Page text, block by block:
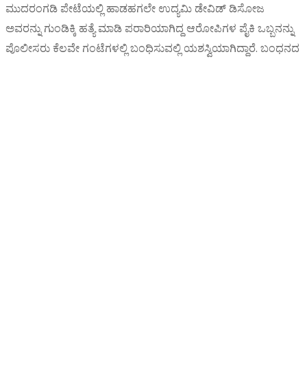
ಮುದರಂಗಡಿ ಪೇಟೆಯಲ್ಲಿ ಹಾಡಹಗಲೇ ಉದ್ಯಮಿ ಡೇವಿಡ್ ಡಿಸೋಜ
ಅವರನ್ನು ಗುಂಡಿಕ್ಕಿ ಹತ್ಯೆ ಮಾಡಿ ಪರಾರಿಯಾಗಿದ್ದ ಆರೋಪಿಗಳ ಪೈಕಿ ಒಬ್ಬನನ್ನು
ಪೊಲೀಸರು ಕೆಲವೇ ಗಂಟೆಗಳಲ್ಲಿ ಬಂಧಿಸುವಲ್ಲಿ ಯಶಸ್ವಿಯಾಗಿದ್ದಾರೆ. ಬಂಧನದ